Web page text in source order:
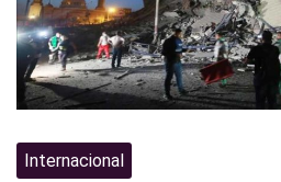
Internacional